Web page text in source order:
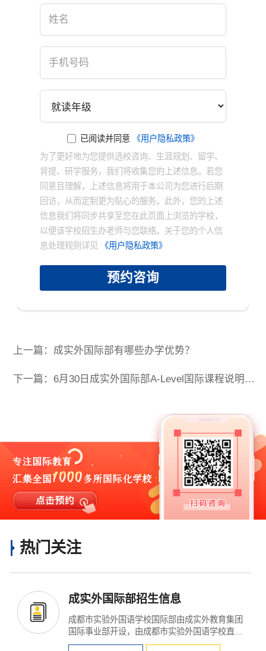
已阅读并同意
《用户隐私政策》
为了更好地为您提供选校咨询、生涯规划、留学、
背提、研学服务，我们将收集您的上述信息。若您
同意且理解，上述信息将用于本公司为您进行后期
回访，从而定制更为贴心的服务。此外，您的上述
信息我们将同步共享至您在此页面上浏览的学校，
以便该学校招生办老师与您联络。关于您的个人信
息处理规则详见
《用户隐私政策》
预约咨询
上一篇：成实外国际部有哪些办学优势？
下一篇：6月30日成实外国际部A-Level国际课程说明会预约
热门关注
成实外国际部招生信息
成都市实验外国语学校国际部由成实外教育集团
国际事业部开设，由成都市实验外国语学校直接
管理，并获英国爱...